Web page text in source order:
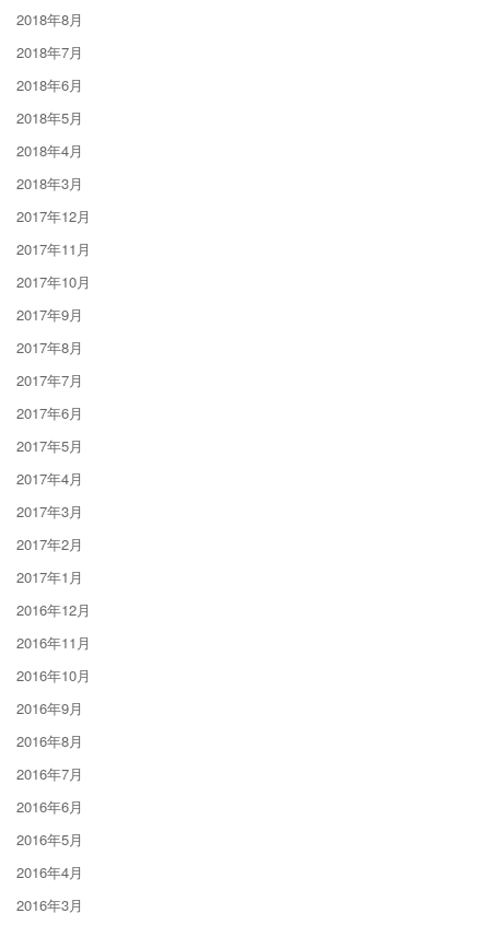
2018年8月
2018年7月
2018年6月
2018年5月
2018年4月
2018年3月
2017年12月
2017年11月
2017年10月
2017年9月
2017年8月
2017年7月
2017年6月
2017年5月
2017年4月
2017年3月
2017年2月
2017年1月
2016年12月
2016年11月
2016年10月
2016年9月
2016年8月
2016年7月
2016年6月
2016年5月
2016年4月
2016年3月